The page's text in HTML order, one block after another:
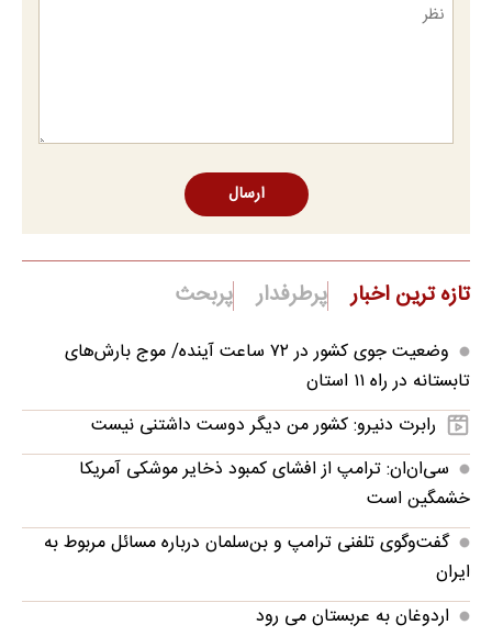
ارسال
تازه ترین اخبار پرطرفدار پربحث
وضعیت جوی کشور در ۷۲ ساعت آینده/ موج بارش‌های
تابستانه در راه ۱۱ استان
رابرت دنیرو: کشور من دیگر دوست داشتنی نیست
سی‌ان‌ان: ترامپ از افشای کمبود ذخایر موشکی آمریکا
خشمگین است
گفت‌وگوی تلفنی ترامپ و بن‌سلمان درباره مسائل مربوط به
ایران
اردوغان به عربستان می رود